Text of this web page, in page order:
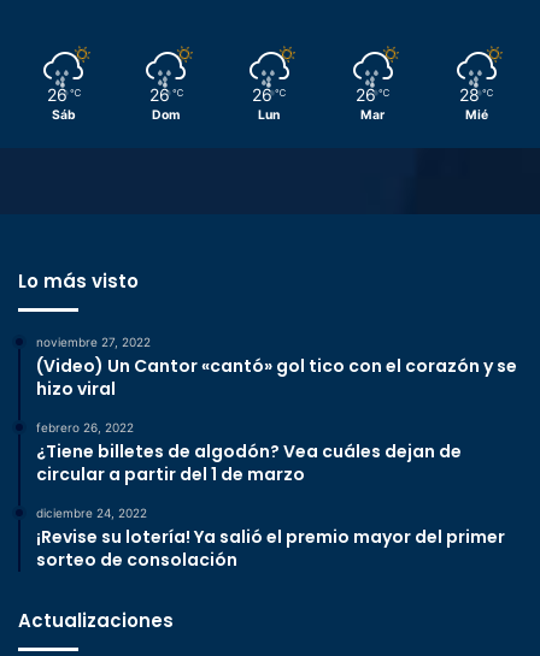
26 ℃
Sáb
26 ℃
Dom
26 ℃
Lun
26 ℃
Mar
28 ℃
Mié
Lo más visto
noviembre 27, 2022
(Video) Un Cantor «cantó» gol tico con el corazón y se
hizo viral
febrero 26, 2022
¿Tiene billetes de algodón? Vea cuáles dejan de
circular a partir del 1 de marzo
diciembre 24, 2022
¡Revise su lotería! Ya salió el premio mayor del primer
sorteo de consolación
Actualizaciones